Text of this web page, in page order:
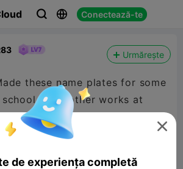
  Conectează-te
Urmărește
these name plates for some
my brother works at

de experiența completă